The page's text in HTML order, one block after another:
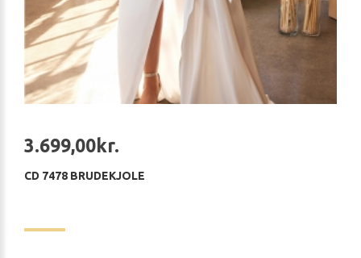
3.699,00kr.
CD 7478 BRUDEKJOLE